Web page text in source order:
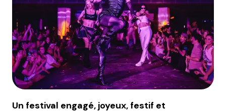
Un festival engagé, joyeux, festif et